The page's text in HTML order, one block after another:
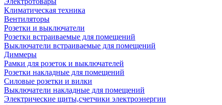
Климатическая техника
Вентиляторы
Розетки и выключатели
Розетки встраиваемые для помещений
Выключатели встраиваемые для помещений
Диммеры
Рамки для розеток и выключателей
Розетки накладные для помещений
Силовые розетки и вилки
Выключатели накладные для помещений
Электрические щиты,счетчики электроэнергии